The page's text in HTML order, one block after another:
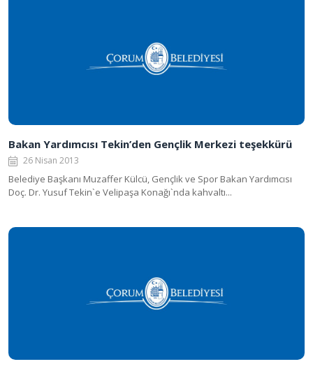
Bakan Yardımcısı Tekin’den Gençlik Merkezi teşekkürü
26 Nisan 2013
Belediye Başkanı Muzaffer Külcü, Gençlik ve Spor Bakan Yardımcısı
Doç. Dr. Yusuf Tekin`e Velipaşa Konağı`nda kahvaltı...